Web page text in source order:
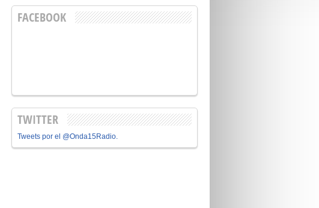
FACEBOOK
TWITTER
Tweets por el @Onda15Radio.